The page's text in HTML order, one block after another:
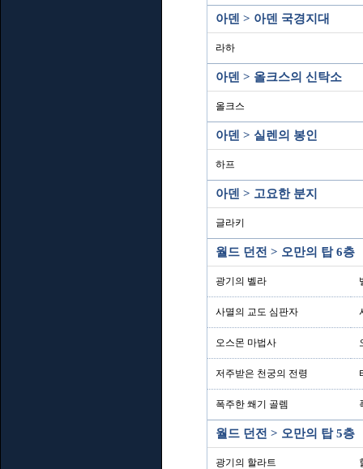
아덴 > 아덴 국경지대
라하
아덴 > 올크스의 신탁소
올크스
아덴 > 실렌의 봉인
하프
아덴 > 고요한 분지
글라키
월드 던전 > 오만의 탑 6층
광기의 벨라
사멸의 교도 심판자
오스몬 마법사
저주받은 천궁의 전령
폭주한 쐐기 골렘
월드 던전 > 오만의 탑 5층
광기의 할라트